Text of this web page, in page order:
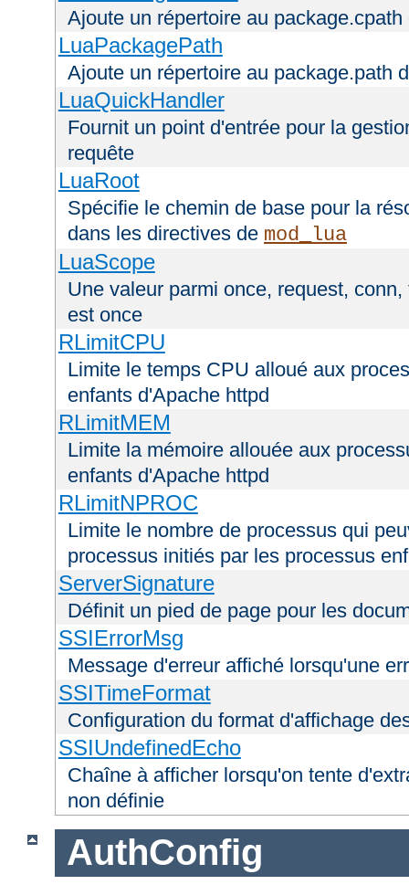
Ajoute un répertoire au package.cpath
LuaPackagePath
Ajoute un répertoire au package.path
LuaQuickHandler
Fournit un point d'entrée pour la
requête
LuaRoot
Spécifie le chemin de base pour la
dans les directives de mod_lua
LuaScope
Une valeur parmi once, request,
est once
RLimitCPU
Limite le temps CPU alloué aux
enfants d'Apache httpd
RLimitMEM
Limite la mémoire allouée aux
enfants d'Apache httpd
RLimitNPROC
Limite le nombre de processus qui
processus initiés par les processus
ServerSignature
Définit un pied de page pour les
SSIErrorMsg
Message d'erreur affiché lorsqu'une
SSITimeFormat
Configuration du format d'affichage
SSIUndefinedEcho
Chaîne à afficher lorsqu'on tente
non définie
AuthConfig